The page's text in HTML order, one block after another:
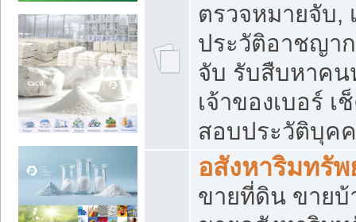
ตรวจหมายจับ,
ประวัติอาชญา
จับ รับสืบหาคน
เจ้าของเบอร์
สอบประวัติบุค
อสังหาริมทรัพ
ขายที่ดิน ขายบ้